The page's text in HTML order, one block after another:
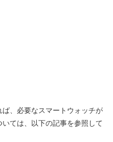
、必要なスマートウォッチが
ては、以下の記事を参照して